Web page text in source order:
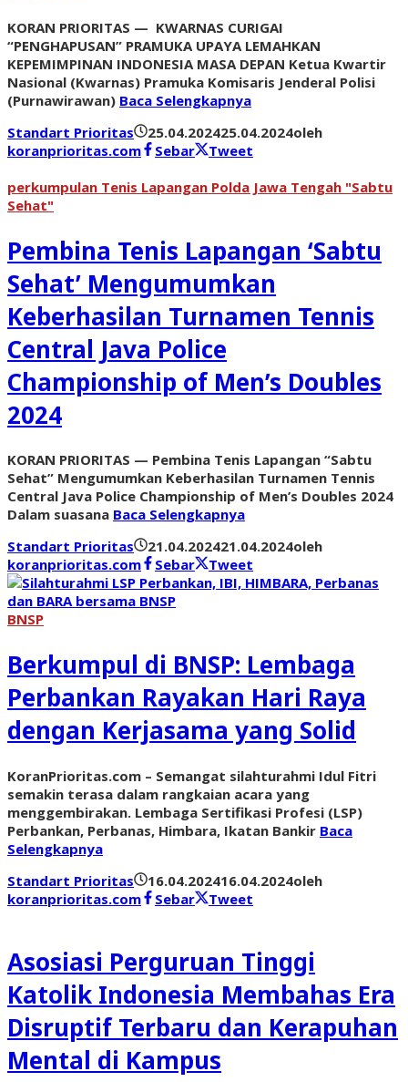
KORAN PRIORITAS — KWARNAS CURIGAI
“PENGHAPUSAN” PRAMUKA UPAYA LEMAHKAN
KEPEMIMPINAN INDONESIA MASA DEPAN Ketua Kwartir
Nasional (Kwarnas) Pramuka Komisaris Jenderal Polisi
(Purnawirawan) Baca Selengkapnya
Standart Prioritas
25.04.202425.04.2024oleh
koranprioritas.com
Sebar
Tweet
perkumpulan Tenis Lapangan Polda Jawa Tengah "Sabtu
Sehat"
Pembina Tenis Lapangan ‘Sabtu
Sehat’ Mengumumkan
Keberhasilan Turnamen Tennis
Central Java Police
Championship of Men’s Doubles
2024
KORAN PRIORITAS — Pembina Tenis Lapangan “Sabtu
Sehat” Mengumumkan Keberhasilan Turnamen Tennis
Central Java Police Championship of Men’s Doubles 2024
Dalam suasana Baca Selengkapnya
Standart Prioritas
21.04.202421.04.2024oleh
koranprioritas.com
Sebar Tweet
BNSP
Berkumpul di BNSP: Lembaga
Perbankan Rayakan Hari Raya
dengan Kerjasama yang Solid
KoranPrioritas.com – Semangat silahturahmi Idul Fitri
semakin terasa dalam rangkaian acara yang
menggembirakan. Lembaga Sertifikasi Profesi (LSP)
Perbankan, Perbanas, Himbara, Ikatan Bankir Baca
Selengkapnya
Standart Prioritas
16.04.202416.04.2024oleh
koranprioritas.com
Sebar Tweet
Asosiasi Perguruan Tinggi
Katolik Indonesia Membahas Era
Disruptif Terbaru dan Kerapuhan
Mental di Kampus